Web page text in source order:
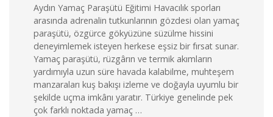
Aydın Yamaç Paraşütü Eğitimi Havacılık sporları
arasında adrenalin tutkunlarının gözdesi olan yamaç
paraşütü, özgürce gökyüzüne süzülme hissini
deneyimlemek isteyen herkese eşsiz bir fırsat sunar.
Yamaç paraşütü, rüzgârın ve termik akımların
yardımıyla uzun süre havada kalabilme, muhteşem
manzaraları kuş bakışı izleme ve doğayla uyumlu bir
şekilde uçma imkânı yaratır. Türkiye genelinde pek
çok farklı noktada yamaç …